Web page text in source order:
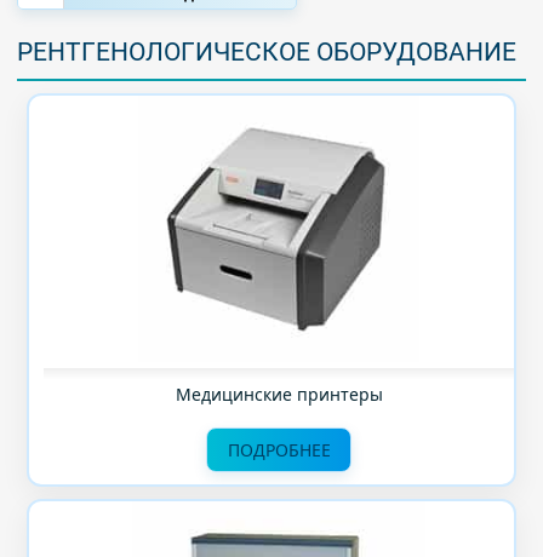
РЕНТГЕНОЛОГИЧЕСКОЕ ОБОРУДОВАНИЕ
Медицинские принтеры
ПОДРОБНЕЕ